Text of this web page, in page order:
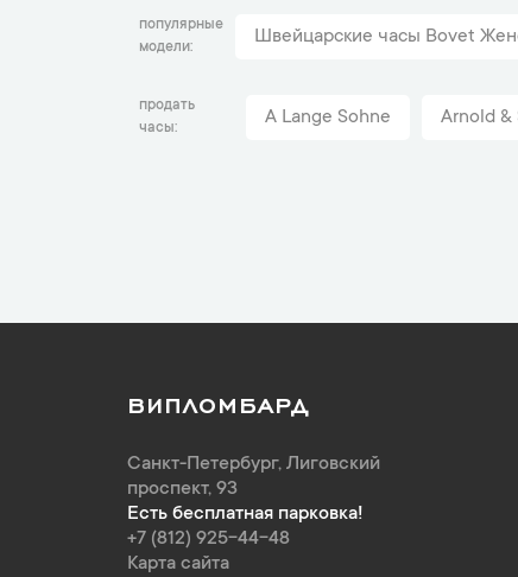
популярные
модели
Швейцарские часы Bovet
продать
часы
A Lange Sohne Arnold &
ВИПЛОМБАРД
Санкт-Петербург, Лиговский
проспект, 93
Есть бесплатная парковка!
+7 (812) 925-44-48
Карта сайта